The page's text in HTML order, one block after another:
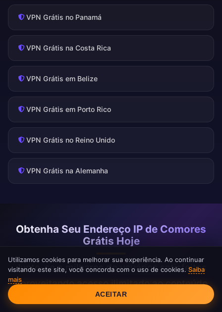
VPN Grátis no Panamá
VPN Grátis na Costa Rica
VPN Grátis em Belize
VPN Grátis em Porto Rico
VPN Grátis no Reino Unido
VPN Grátis na Alemanha
Obtenha Seu Endereço IP de Comores
Grátis Hoje
Junte-se a milhares de usuários satisfeitos
aproveitando acesso ilimitado ao conteúdo
de Comores com o FreeAndroidVPN
Consentimento de Cookies
Utilizamos cookies para melhorar sua experiência. Ao continuar
visitando este site, você concorda com o uso de cookies. Saiba
mais
ACEITAR